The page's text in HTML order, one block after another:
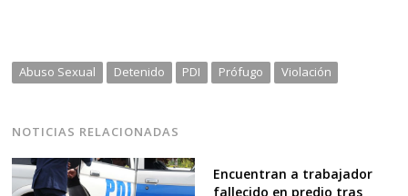
Abuso Sexual Detenido PDI Prófugo Violación
NOTICIAS RELACIONADAS
Encuentran a trabajador
fallecido en predio tras